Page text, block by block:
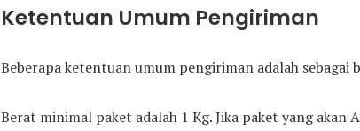
Ketentuan Umum Pengiriman
Beberapa ketentuan umum pengiriman adalah sebagai
Berat minimal paket adalah 1 Kg. Jika paket yang akan